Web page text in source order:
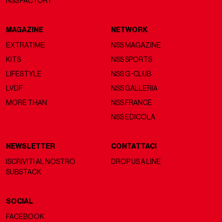
MAGAZINE
EXTRATIME
KITS
LIFESTYLE
LVDF
MORE THAN
NETWORK
NSS MAGAZINE
NSS SPORTS
NSS G-CLUB
NSS GALLERIA
NSS FRANCE
NSS EDICOLA
NEWSLETTER
ISCRIVITI AL NOSTRO
SUBSTACK
CONTATTACI
DROP US A LINE
SOCIAL
FACEBOOK